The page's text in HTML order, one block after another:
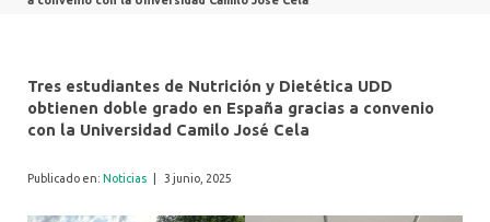
Tres estudiantes de Nutrición y Dietética UDD
obtienen doble grado en España gracias a convenio
con la Universidad Camilo José Cela
Publicado en: Noticias 3 junio, 2025